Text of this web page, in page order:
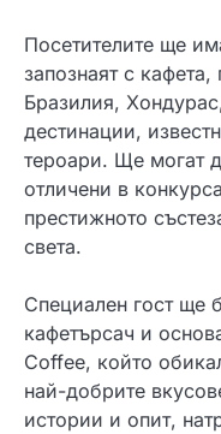
Посетителите ще
запознаят с
Бразилия,
дестинации,
тероари. Ще могат
отличени в
престижното
света.
Специален гост ще
кафетърсач и
Coffee, който
най-добрите
истории и опит,